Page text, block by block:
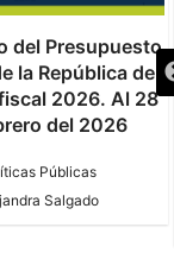
del Presupuesto
la República del
2026. Al 28
del 2026
Públicas
Salgado